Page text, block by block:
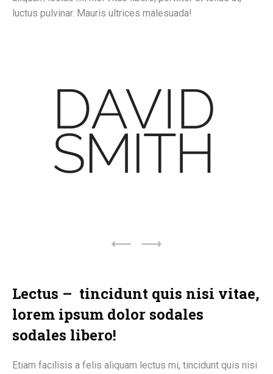
luctus pulvinar. Mauris ultrices malesuada!
Lectus – tincidunt quis nisi vitae,
lorem ipsum dolor sodales
sodales libero!
Etiam facilisis a felis aliquam lectus mi, tincidunt quis nisi